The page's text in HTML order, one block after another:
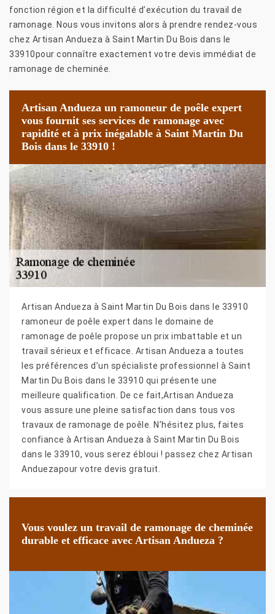
fonction région et la difficulté d’exécution du travail de
ramonage. Nous vous invitons alors à prendre rendez-vous
chez Artisan Andueza à Saint Martin Du Bois dans le
33910pour connaître exactement votre devis immédiat de
ramonage de cheminée.
Artisan Andueza un ramoneur de poêle expert
vous fournit ses services de ramonage avec
rapidité et à prix inégalable à Saint Martin Du
Bois dans le 33910 !
Artisan Andueza à Saint Martin Du Bois dans le 33910
ramoneur de poêle expert dans le domaine de
ramonage de poêle propose un prix imbattable et un
travail sérieux et efficace. Artisan Andueza a toutes
les préférences d’un spécialiste professionnel à Saint
Martin Du Bois dans le 33910 qui présente une
meilleure qualification. De ce fait,Artisan Andueza
vous assure une pleine satisfaction dans tous vos
travaux de ramonage de poêle. N’hésitez plus, faites
confiance à Artisan Andueza à Saint Martin Du Bois
dans le 33910, vous serez ébloui ! passez chez Artisan
Anduezapour votre devis gratuit.
Vous voulez un travail de ramonage de cheminée
durable et efficace avec Artisan Andueza ?